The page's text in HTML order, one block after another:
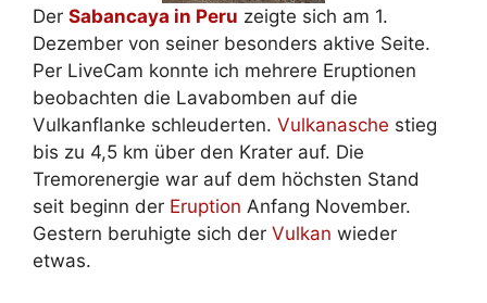
Der Sabancaya in Peru zeigte sich am 1.
Dezember von seiner besonders aktive Seite.
Per LiveCam konnte ich mehrere Eruptionen
beobachten die Lavabomben auf die
Vulkanflanke schleuderten. Vulkanasche stieg
bis zu 4,5 km über den Krater auf. Die
Tremorenergie war auf dem höchsten Stand
seit beginn der Eruption Anfang November.
Gestern beruhigte sich der Vulkan wieder
etwas.